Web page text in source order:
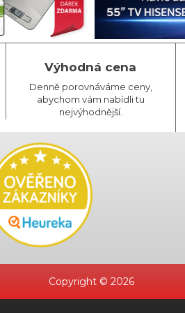
Výhodná cena
Denně porovnáváme ceny,
abychom vám nabídli tu
nejvýhodnější.
Copyright © 2026